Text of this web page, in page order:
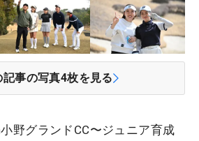
記事の写真4枚を見る
野グランドCC〜ジュニア育成